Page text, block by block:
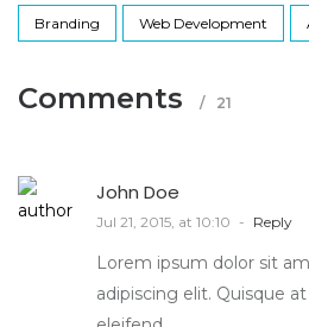
Branding Web Development
Comments / 21
John Doe
Jul 21, 2015, at 10:10 - Reply
Lorem ipsum dolor sit
adipiscing elit. Quisque